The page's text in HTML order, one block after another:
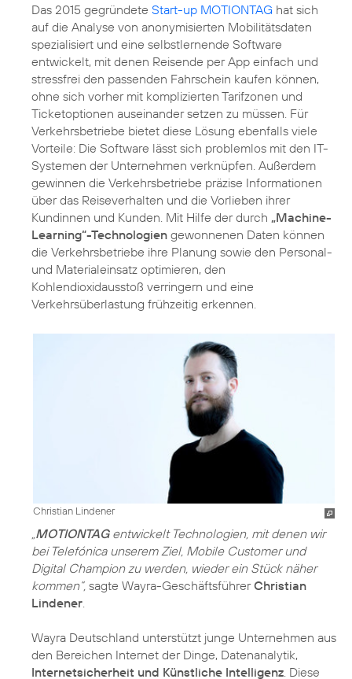
Das 2015 gegründete Start-up MOTIONTAG hat sich
auf die Analyse von anonymisierten Mobilitätsdaten
spezialisiert und eine selbstlernende Software
entwickelt, mit denen Reisende per App einfach und
stressfrei den passenden Fahrschein kaufen können,
ohne sich vorher mit komplizierten Tarifzonen und
Ticketoptionen auseinander setzen zu müssen. Für
Verkehrsbetriebe bietet diese Lösung ebenfalls viele
Vorteile: Die Software lässt sich problemlos mit den IT-
Systemen der Unternehmen verknüpfen. Außerdem
gewinnen die Verkehrsbetriebe präzise Informationen
über das Reiseverhalten und die Vorlieben ihrer
Kundinnen und Kunden. Mit Hilfe der durch „Machine-
Learning“-Technologien gewonnenen Daten können
die Verkehrsbetriebe ihre Planung sowie den Personal-
und Materialeinsatz optimieren, den
Kohlendioxidausstoß verringern und eine
Verkehrsüberlastung frühzeitig erkennen.
Christian Lindener
MOTIONTAGentwickelt Technologien, mit denen wir
bei Telefónica unserem Ziel, Mobile Customer und
Digital Champion zu werden, wieder ein Stück näher
kommen“, sagte Wayra-GeschäftsführerChristian
Lindener
Wayra Deutschland unterstützt junge Unternehmen aus
den Bereichen Internet der Dinge, Datenanalytik,
Internetsicherheit und Künstliche Intelligenz . Diese